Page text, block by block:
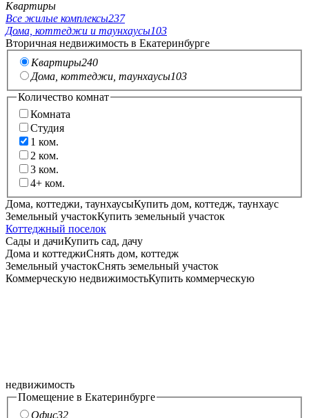
Квартиры
Все жилые комплексы237
Дома, коттеджи и таунхаусы103
Вторичная недвижимость в Екатеринбурге
Квартиры240
Дома, коттеджи, таунхаусы103
Количество комнат
Комната
Студия
1 ком.
2 ком.
3 ком.
4+ ком.
Дома, коттеджи, таунхаусыКупить дом, коттедж, таунхаус
Земельный участокКупить земельный участок
Коттеджный поселок
Сады и дачиКупить сад, дачу
Дома и коттеджиСнять дом, коттедж
Земельный участокСнять земельный участок
Коммерческую недвижимостьКупить коммерческую
недвижимость
Помещение в Екатеринбурге
Офис32